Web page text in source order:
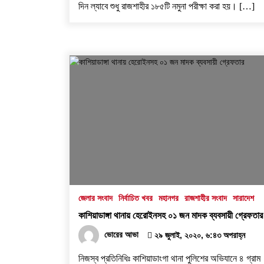
দিন ল্যাবে শুধু রাজশাহীর ১৮৫টি নমুনা পরীক্ষা করা হয়। […]
জেলার সংবাদ নির্বাচিত খবর মহানগর রাজশাহীর সংবাদ সারাদেশ
কাশিয়াডাঙ্গা থানায় হেরোইনসহ ০১ জন মাদক ব্যবসায়ী গ্রেফতার
ভোরের আভা ২৯ জুলাই, ২০২০, ৬:৪৩ অপরাহ্ন
নিজস্ব প্রতিনিধিঃ কাশিয়াডাংগা থানা পুলিশের অভিযানে ৪ গ্রাম